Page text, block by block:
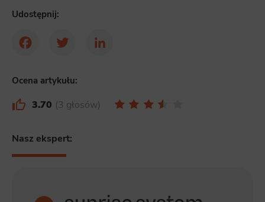
Scope responsible for displaying personalized ads that may be of interest to the user based on browsing history and
appropriate.
Udostępnij:
FacebookTwitter LinkedIn
Ocena artykułu:
3.70 3 głosów
Nasz ekspert: